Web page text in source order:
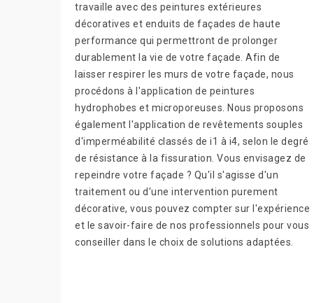
travaille avec des peintures extérieures
décoratives et enduits de façades de haute
performance qui permettront de prolonger
durablement la vie de votre façade. Afin de
laisser respirer les murs de votre façade, nous
procédons à l'application de peintures
hydrophobes et microporeuses. Nous proposons
également l'application de revêtements souples
d'imperméabilité classés de i1 à i4, selon le degré
de résistance à la fissuration. Vous envisagez de
repeindre votre façade ? Qu'il s'agisse d'un
traitement ou d'une intervention purement
décorative, vous pouvez compter sur l'expérience
et le savoir-faire de nos professionnels pour vous
conseiller dans le choix de solutions adaptées.